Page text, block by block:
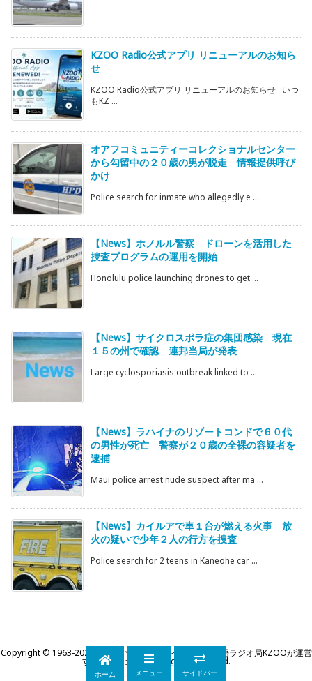
KZOO Radio公式アプリ リニューアルのお知ら
せ
KZOO Radio公式アプリ リニューアルのお知らせ いつ
もKZ ...
オアフコミュニティーコレクショナルセンター
から勾留中の２０歳の男が脱走 情報提供呼び
かけ
Police search for inmate who allegedly e ...
【News】ホノルル警察 ドローンを活用した
捜査プログラムの運用を開始
Honolulu police launching drones to get ...
【News】サイクロスポラ症の集団感染 現在
１５の州で確認 連邦当局が発表
Large cyclosporiasis outbreak linked to ...
【News】ラハイナのリゾートコンドで６０代
の男性が死亡 警察が２０歳の全裸の容疑者を
逮捕
Maui police arrest nude suspect after ma ...
【News】カイルアで車１台が燃える火事 放
火の疑いで少年２人の行方を捜査
Police search for 2 teens in Kaneohe car ...
Copyright © 1963-2026 KZOOハワイ｜ハワイ州公認日本語ラジオ局KZOOが運営
するWEBマガジンAll Rights Reserved.
ホーム メニュー サイドバー